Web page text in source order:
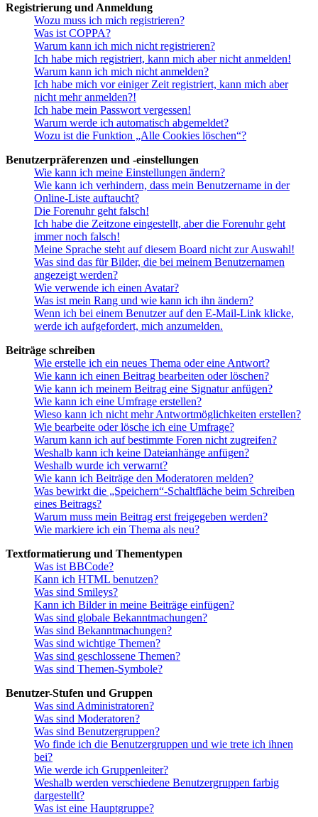
Registrierung und Anmeldung
Wozu muss ich mich registrieren?
Was ist COPPA?
Warum kann ich mich nicht registrieren?
Ich habe mich registriert, kann mich aber nicht anmelden!
Warum kann ich mich nicht anmelden?
Ich habe mich vor einiger Zeit registriert, kann mich aber
nicht mehr anmelden?!
Ich habe mein Passwort vergessen!
Warum werde ich automatisch abgemeldet?
Wozu ist die Funktion „Alle Cookies löschen“?
Benutzerpräferenzen und -einstellungen
Wie kann ich meine Einstellungen ändern?
Wie kann ich verhindern, dass mein Benutzername in der
Online-Liste auftaucht?
Die Forenuhr geht falsch!
Ich habe die Zeitzone eingestellt, aber die Forenuhr geht
immer noch falsch!
Meine Sprache steht auf diesem Board nicht zur Auswahl!
Was sind das für Bilder, die bei meinem Benutzernamen
angezeigt werden?
Wie verwende ich einen Avatar?
Was ist mein Rang und wie kann ich ihn ändern?
Wenn ich bei einem Benutzer auf den E-Mail-Link klicke,
werde ich aufgefordert, mich anzumelden.
Beiträge schreiben
Wie erstelle ich ein neues Thema oder eine Antwort?
Wie kann ich einen Beitrag bearbeiten oder löschen?
Wie kann ich meinem Beitrag eine Signatur anfügen?
Wie kann ich eine Umfrage erstellen?
Wieso kann ich nicht mehr Antwortmöglichkeiten erstellen?
Wie bearbeite oder lösche ich eine Umfrage?
Warum kann ich auf bestimmte Foren nicht zugreifen?
Weshalb kann ich keine Dateianhänge anfügen?
Weshalb wurde ich verwarnt?
Wie kann ich Beiträge den Moderatoren melden?
Was bewirkt die „Speichern“-Schaltfläche beim Schreiben
eines Beitrags?
Warum muss mein Beitrag erst freigegeben werden?
Wie markiere ich ein Thema als neu?
Textformatierung und Thementypen
Was ist BBCode?
Kann ich HTML benutzen?
Was sind Smileys?
Kann ich Bilder in meine Beiträge einfügen?
Was sind globale Bekanntmachungen?
Was sind Bekanntmachungen?
Was sind wichtige Themen?
Was sind geschlossene Themen?
Was sind Themen-Symbole?
Benutzer-Stufen und Gruppen
Was sind Administratoren?
Was sind Moderatoren?
Was sind Benutzergruppen?
Wo finde ich die Benutzergruppen und wie trete ich ihnen
bei?
Wie werde ich Gruppenleiter?
Weshalb werden verschiedene Benutzergruppen farbig
dargestellt?
Was ist eine Hauptgruppe?